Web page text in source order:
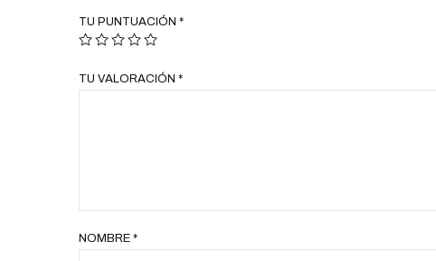
TU PUNTUACIÓN *
TU VALORACIÓN *
NOMBRE *